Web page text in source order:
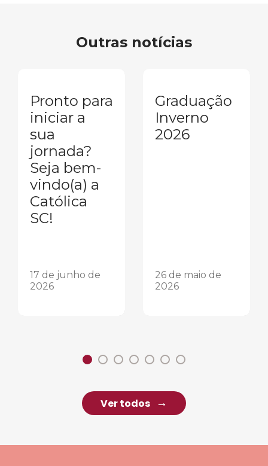
Outras notícias
Pronto para
iniciar a
sua
jornada?
Seja bem-
vindo(a) a
Católica
SC!
17 de junho de
2026
Graduação
Inverno
2026
26 de maio de
2026
Ver todos